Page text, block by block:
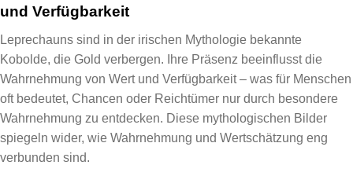
und Verfügbarkeit
Leprechauns sind in der irischen Mythologie bekannte
Kobolde, die Gold verbergen. Ihre Präsenz beeinflusst die
Wahrnehmung von Wert und Verfügbarkeit – was für Menschen
oft bedeutet, Chancen oder Reichtümer nur durch besondere
Wahrnehmung zu entdecken. Diese mythologischen Bilder
spiegeln wider, wie Wahrnehmung und Wertschätzung eng
verbunden sind.